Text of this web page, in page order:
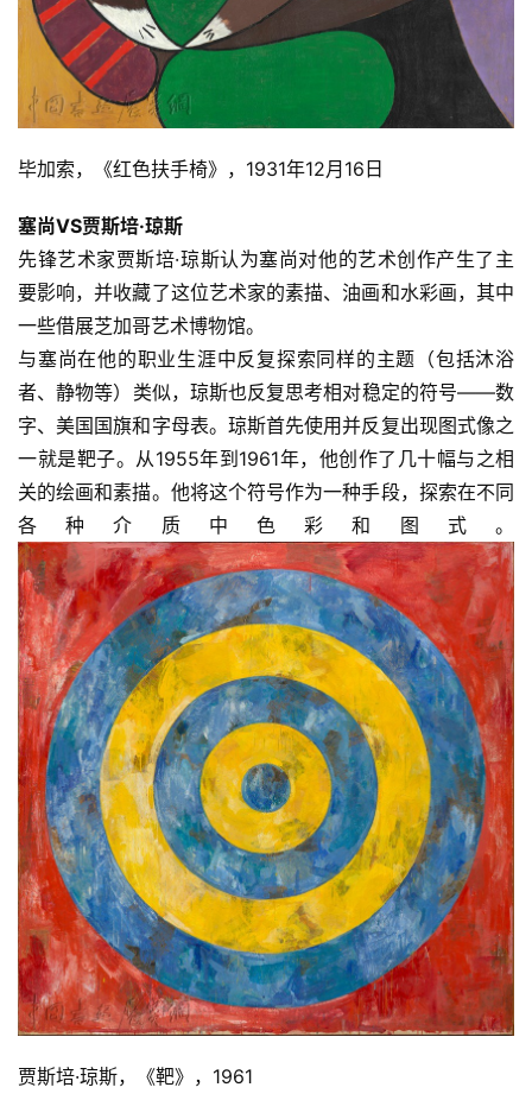
毕加索，《红色扶手椅》，1931年12月16日
塞尚VS贾斯培·琼斯
先锋艺术家贾斯培·琼斯认为塞尚对他的艺术创作产生了主
要影响，并收藏了这位艺术家的素描、油画和水彩画，其中
一些借展芝加哥艺术博物馆。
与塞尚在他的职业生涯中反复探索同样的主题（包括沐浴
者、静物等）类似，琼斯也反复思考相对稳定的符号——数
字、美国国旗和字母表。琼斯首先使用并反复出现图式像之
一就是靶子。从1955年到1961年，他创作了几十幅与之相
关的绘画和素描。他将这个符号作为一种手段，探索在不同
各种介质中色彩和图式。
贾斯培·琼斯，《靶》，1961